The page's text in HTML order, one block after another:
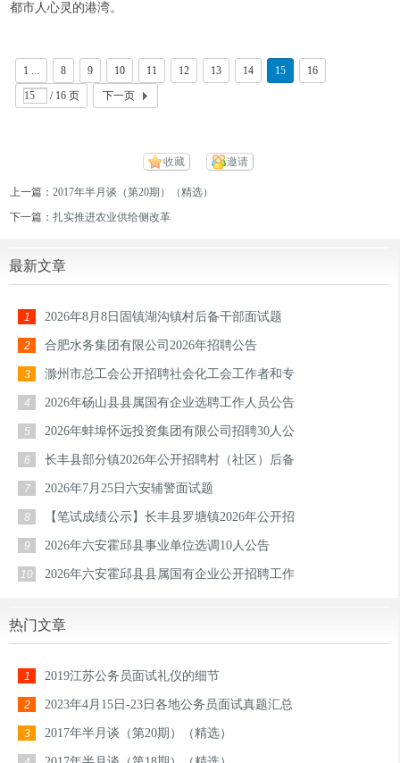
都市人心灵的港湾。
1 ... 8 9 10 11 12 13 14 15
16
/ 16 页
下一页
收藏 邀请
上一篇：2017年半月谈（第20期）（精选）
下一篇：扎实推进农业供给侧改革
最新文章
1 2026年8月8日固镇湖沟镇村后备干部面试题
2 合肥水务集团有限公司2026年招聘公告
3 滁州市总工会公开招聘社会化工会工作者和专
4 2026年砀山县县属国有企业选聘工作人员公告
5 2026年蚌埠怀远投资集团有限公司招聘30人公
6 长丰县部分镇2026年公开招聘村（社区）后备
7 2026年7月25日六安辅警面试题
8 【笔试成绩公示】长丰县罗塘镇2026年公开招
9 2026年六安霍邱县事业单位选调10人公告
10 2026年六安霍邱县县属国有企业公开招聘工作
热门文章
1 2019江苏公务员面试礼仪的细节
2 2023年4月15日-23日各地公务员面试真题汇总
3 2017年半月谈（第20期）（精选）